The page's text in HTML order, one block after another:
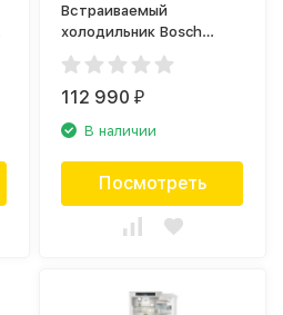
Встраиваемый
холодильник Bosch
KIN86HD20R Home
Connect
112 990₽
В наличии
Посмотреть